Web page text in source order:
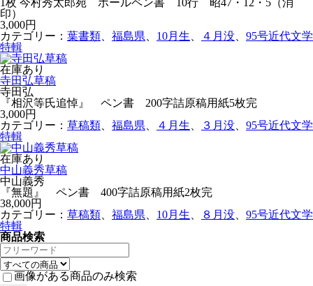
1枚 今村秀太郎宛 ボールペン書 10行 昭47・12・5（消
印）
3,000円
カテゴリー： 葉書類 福島県 10月生 ４月没
95号近代文学
特輯
在庫あり
寺田弘草稿
寺田弘
『相沢等氏追悼』 ペン書 200字詰原稿用紙5枚完
3,000円
カテゴリー： 草稿類 福島県 ４月生 ３月没
95号近代文学
特輯
在庫あり
中山義秀草稿
中山義秀
『無題』 ペン書 400字詰原稿用紙2枚完
38,000円
カテゴリー： 草稿類 福島県 10月生 ８月没
95号近代文学
特輯
商品検索
画像がある商品のみ検索